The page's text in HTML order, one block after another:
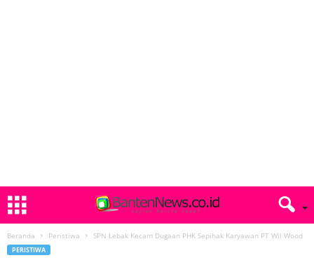
Beranda Peristiwa SPN Lebak Kecam Dugaan PHK Sepihak Karyawan PT Wil Wood
PERISTIWA